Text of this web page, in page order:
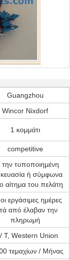
Guangzhou
Wincor Nixdorf
1 κομμάτι
competitive
τυποποιημένη
ή σύμφωνα
αίτημα του πελάτη
εργάσιμες ημέρες
από έλαβαν την
πληρωμή
Τ, Western Union
τεμαχίων / Μήνας